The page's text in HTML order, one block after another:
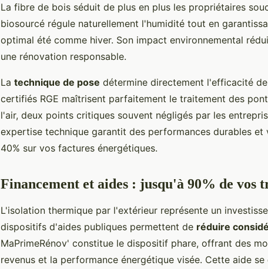
La fibre de bois séduit de plus en plus les propriétaires
biosourcé régule naturellement l'humidité tout en
optimal été comme hiver. Son impact environnemental
une rénovation responsable.
La technique de pose détermine directement l'efficacité
certifiés RGE maîtrisent parfaitement le traitement des
l'air, deux points critiques souvent négligés par les
expertise technique garantit des performances durables et
40% sur vos factures énergétiques.
Financement et aides : jusqu'à 90% de vos
L'isolation thermique par l'extérieur représente un
dispositifs d'aides publiques permettent de réduire
MaPrimeRénov' constitue le dispositif phare, offrant des
revenus et la performance énergétique visée. Cette aide